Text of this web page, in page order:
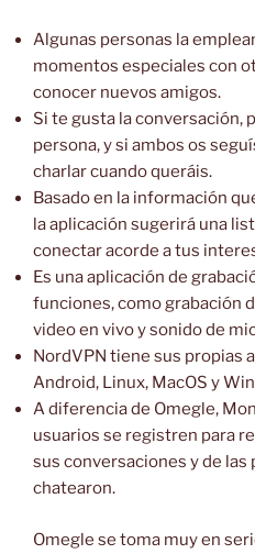
Algunas personas la
momentos especiales con
conocer nuevos amigos.
Si te gusta la conversación,
persona, y si ambos os
charlar cuando queráis.
Basado en la información
la aplicación sugerirá una
conectar acorde a tus
Es una aplicación de
funciones, como grabación
video en vivo y sonido de
NordVPN tiene sus propias
Android, Linux, MacOS y
A diferencia de Omegle,
usuarios se registren para
sus conversaciones y de las
chatearon.
Omegle se toma muy en